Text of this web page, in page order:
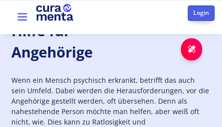
Aller au contenu principal
Top menu
Hilfefür
Angehörige
Wenn ein Mensch psychisch erkrankt, betrifft das auch
sein Umfeld. Dabei werden die Herausforderungen, vor die
Angehörige gestellt werden, oft übersehen. Denn als
nahestehende Person möchte man helfen, aber weiß oft
nicht, wie. Dies kann zu Ratlosigkeit und